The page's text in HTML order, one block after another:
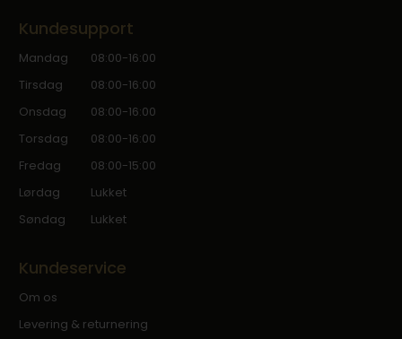
Kundesupport
Mandag
08:00-16:00
Tirsdag
08:00-16:00
Onsdag
08:00-16:00
Torsdag
08:00-16:00
Fredag
08:00-15:00
Lørdag
Lukket
Søndag
Lukket
Kundeservice
Om os
Levering & returnering